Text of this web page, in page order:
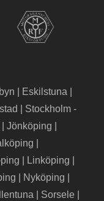
Eskilstuna
Stockholm -
Jönköping
Linköping
Nyköping
Sorsele